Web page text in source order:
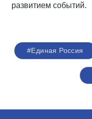
развитием событий.
#Единая Россия